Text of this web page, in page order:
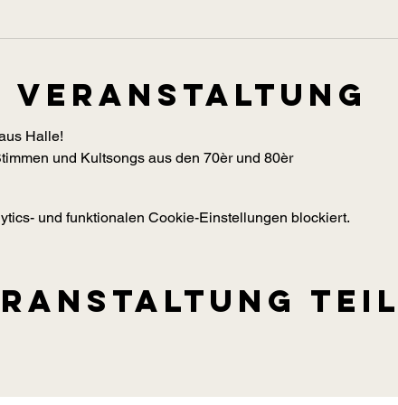
Veranstaltung
Halle!
und Kultsongs aus den 70èr und 80èr
und funktionalen Cookie-Einstellungen blockiert.